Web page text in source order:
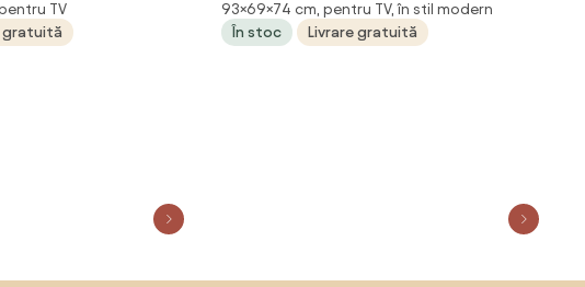
TV
gratuită
cm Piele artificiala
93×69×74 cm, pentru TV, în stil modern
În stoc
Livrare gratuită